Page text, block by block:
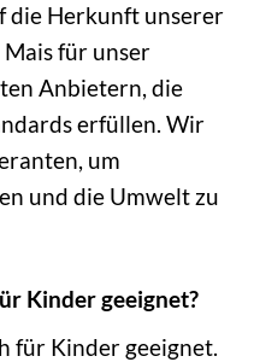
die Herkunft unserer
für unser
Anbietern, die
erfüllen. Wir
um
und die Umwelt zu
Kinder geeignet?
für Kinder geeignet.